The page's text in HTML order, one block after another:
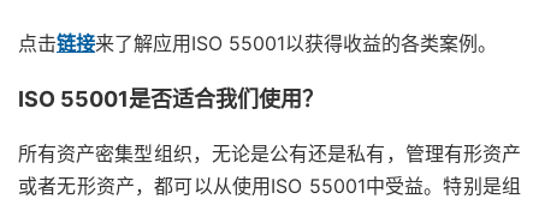
点击链接来了解应用ISO 55001以获得收益的各类案例。
ISO 55001是否适合我们使用？
所有资产密集型组织，无论是公有还是私有，管理有形资产
或者无形资产，都可以从使用ISO 55001中受益。特别是组